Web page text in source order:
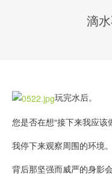
滴
玩完水后。
您是否在想“接下来我应该
我停下来观察周围的环境。
背后那坚强而威严的身影